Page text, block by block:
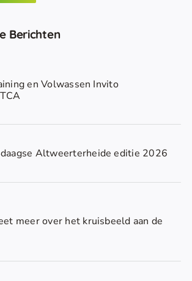
Berichten
en Volwassen Invito
Altweerterheide editie 2026
meer over het kruisbeeld aan de